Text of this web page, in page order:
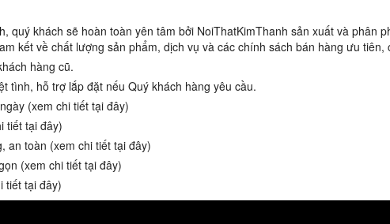
quý khách sẽ hoàn toàn yên tâm bởi NoiThatKimThanh sản xuất và phân
kết về chất lượng sản phẩm, dịch vụ và các chính sách bán hàng ưu tiên,
hàng cũ.
tình, hỗ trợ lắp đặt nếu Quý khách hàng yêu cầu.
(xem chi tiết tại đây)
tiết tại đây)
an toàn (xem chi tiết tại đây)
(xem chi tiết tại đây)
tiết tại đây)